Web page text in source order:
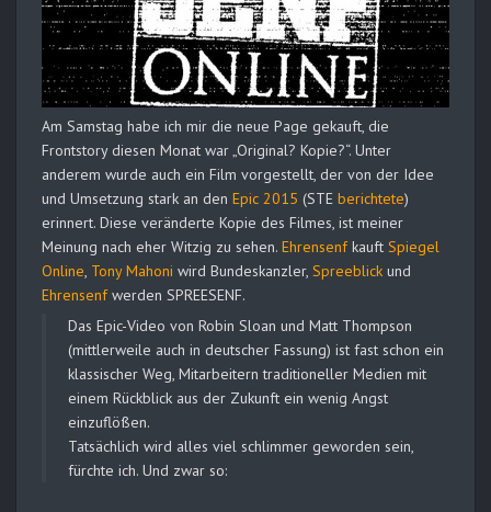
Am Samstag habe ich mir die neue Page gekauft, die
Frontstory diesen Monat war „Original? Kopie?“. Unter
anderem wurde auch ein Film vorgestellt, der von der Idee
und Umsetzung stark an den Epic 2015 (STE berichtete)
erinnert. Diese veränderte Kopie des Filmes, ist meiner
Meinung nach eher Witzig zu sehen. Ehrensenfkauft Spiegel
Online, Tony Mahoni wird Bundeskanzler, Spreeblick und
Ehrensenfwerden SPREESENF.
Das Epic-Video von Robin Sloan und Matt Thompson
(mittlerweile auch in deutscher Fassung) ist fast schon ein
klassischer Weg, Mitarbeitern traditioneller Medien mit
einem Rückblick aus der Zukunft ein wenig Angst
einzuflößen.
Tatsächlich wird alles viel schlimmer geworden sein,
fürchte ich. Und zwar so: